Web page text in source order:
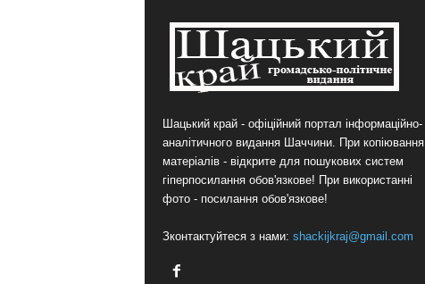
Шацький край - офіційний портал інформаційно-
аналітичного видання Шаччини. При копіювання
матеріалів - відкрите для пошукових систем
гіперпосилання обов'язкове! При використанні
фото - посилання обов'язкове!
Зконтактуйтеся з нами: shackijkraj@gmail.com